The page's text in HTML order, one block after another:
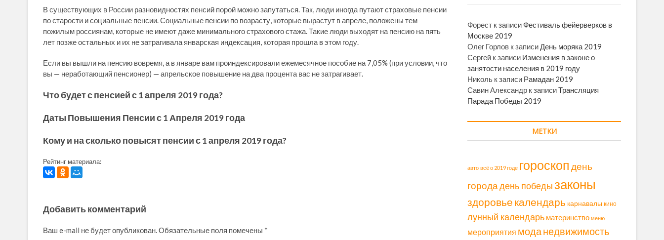
В существующих в России разновидностях пенсий порой можно запутаться. Так, люди иногда путают страховые пенсии
по старости и социальные пенсии. Социальные пенсии по возрасту, которые вырастут в апреле, положены тем
пожилым россиянам, которые не имеют даже минимального страхового стажа. Такие люди выходят на пенсию на пять
лет позже остальных и их не затрагивала январская индексация, которая прошла в этом году.
Если вы вышли на пенсию вовремя, а в январе вам проиндексировали ежемесячное пособие на 7,05% (при условии, что
вы — неработающий пенсионер) — апрельское повышение на два процента вас не затрагивает.
Что будет с пенсией с 1 апреля 2019 года?
Даты Повышения Пенсии с 1 Апреля 2019 года
Кому и на сколько повысят пенсии с 1 апреля 2019 года?
Рейтинг материала:
Добавить комментарий
Ваш e-mail не будет опубликован. Обязательные поля помечены *
Форест к записи Фестиваль фейерверков в
Москве 2019
Олег Горлов к записиДень моряка 2019
Сергей к записи Изменения в законе о
занятости населения в 2019 году
Николь к записи Рамадан 2019
Савин Александр к записиТрансляция
Парада Победы 2019
МЕТКИ
авто всё о 2019 годе гороскоп день
городадень победызаконы
здоровье календарь карнавалы кино
лунный календарь материнство меню
мероприятия моданедвижимость